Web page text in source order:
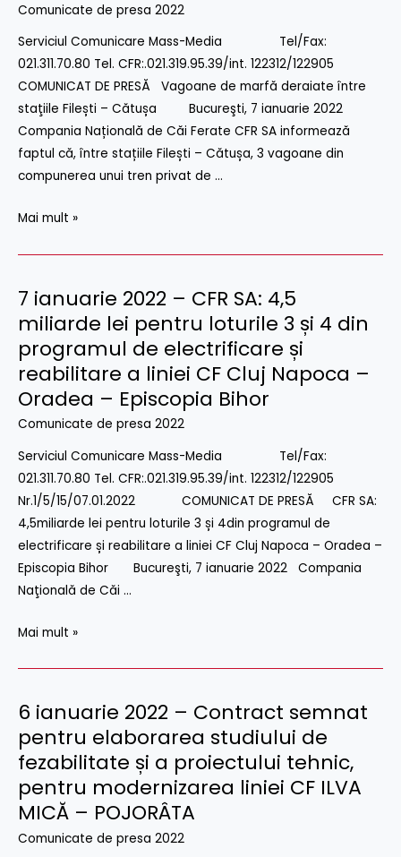
Comunicate de presa 2022
Serviciul Comunicare Mass-Media Tel/Fax:
021.311.70.80 Tel. CFR:.021.319.95.39/int. 122312/122905
COMUNICAT DE PRESĂ Vagoane de marfă deraiate între
staţiile Filești – Cătușa Bucureşti, 7 ianuarie 2022
Compania Națională de Căi Ferate CFR SA informează
faptul că, între stațiile Filești – Cătușa, 3 vagoane din
compunerea unui tren privat de …
de
marfă
deraiate
între
staţiile
Filești
–
Mai mult »
7 ianuarie 2022 – CFR SA: 4,5
miliarde lei pentru loturile 3 și 4 din
programul de electrificare și
reabilitare a liniei CF Cluj Napoca –
Oradea – Episcopia Bihor
Comunicate de presa 2022
Serviciul Comunicare Mass-Media Tel/Fax:
021.311.70.80 Tel. CFR:.021.319.95.39/int. 122312/122905
Nr.1/5/15/07.01.2022 COMUNICAT DE PRESĂ CFR SA:
4,5miliarde lei pentru loturile 3 și 4din programul de
electrificare și reabilitare a liniei CF Cluj Napoca – Oradea –
Episcopia Bihor Bucureşti, 7 ianuarie 2022 Compania
Naţională de Căi …
7
ianuarie
2022
–
CFR
SA:
4,5
miliarde
lei
pentru
loturile
3
și
4
programul
reabilitare
a
liniei
CF
Cluj
Napoca
Mai mult »
6 ianuarie 2022 – Contract semnat
pentru elaborarea studiului de
fezabilitate și a proiectului tehnic,
pentru modernizarea liniei CF ILVA
MICĂ – POJORÂTA
Comunicate de presa 2022
6
ianuarie
2022
Contract
semnat
pentru